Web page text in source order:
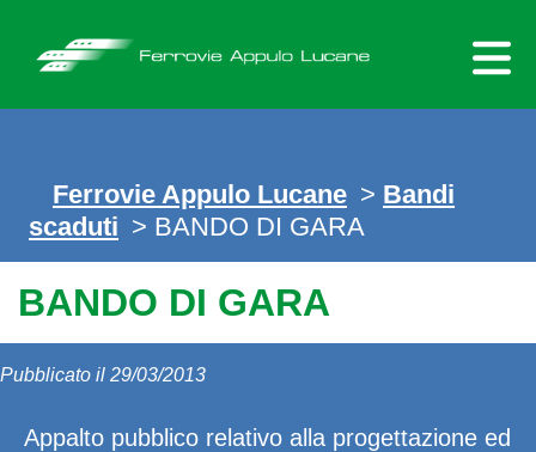
content
Ferrovie Appulo Lucane > Bandi
scaduti > BANDO DI GARA
BANDO DI GARA
Pubblicato il 29/03/2013
Appalto pubblico relativo alla progettazione ed